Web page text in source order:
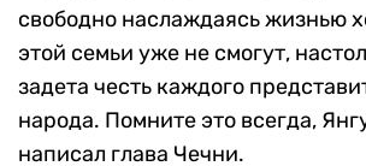
свободно наслаждаясь жизнью
этой семьи уже не смогут,
задета честь каждого
народа. Помните это всегда,
написал глава Чечни.